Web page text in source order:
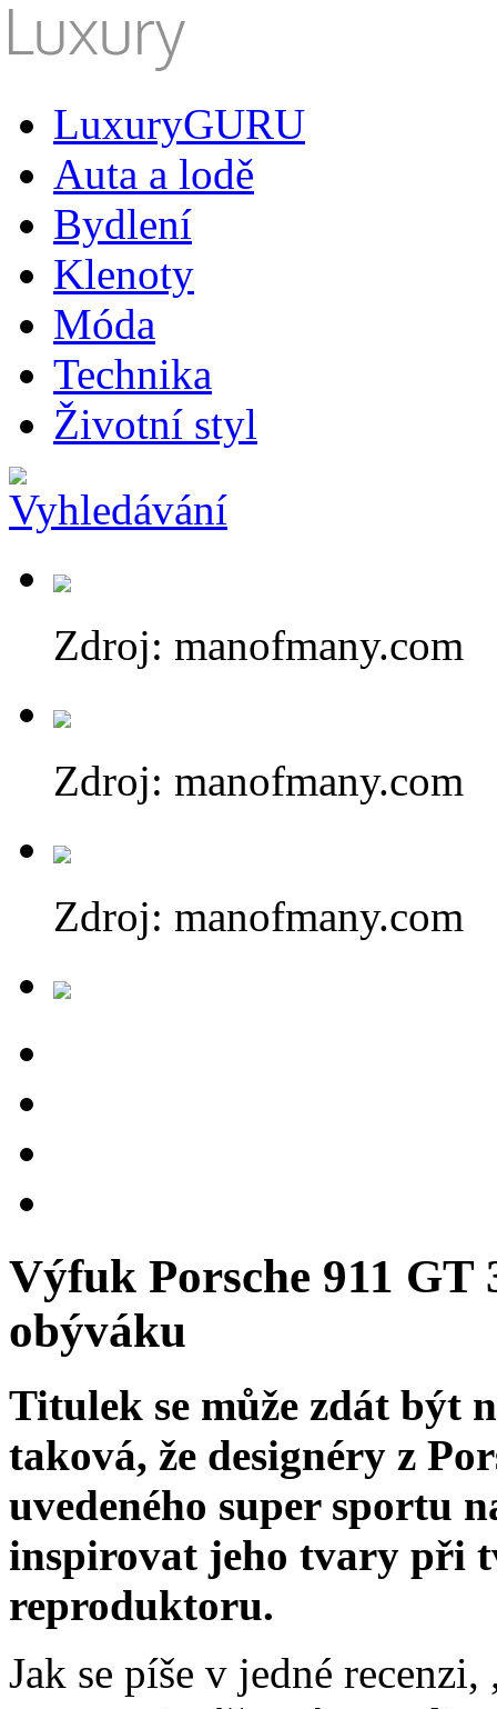
LuxuryGURU
Auta a lodě
Bydlení
Klenoty
Móda
Technika
Životní styl
Zdroj: manofmany.com
Zdroj: manofmany.com
Zdroj: manofmany.com
Výfuk Porsche 911 GT
obýváku
Titulek se může zdát být
taková, že designéry z
uvedeného super sportu
inspirovat jeho tvary při
reproduktoru.
Jak se píše v jedné